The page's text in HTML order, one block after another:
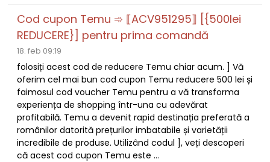
Cod cupon Temu ➾ ⟦ACV951295⟧ [{500lei
REDUCERE}] pentru prima comandă
18. feb 09:19
folosiți acest cod de reducere Temu chiar acum. ] Vă
oferim cel mai bun cod cupon Temu reducere 500 lei și
faimosul cod voucher Temu pentru a vă transforma
experiența de shopping într-una cu adevărat
profitabilă. Temu a devenit rapid destinația preferată a
românilor datorită prețurilor imbatabile și varietății
incredibile de produse. Utilizând codul ], veți descoperi
că acest cod cupon Temu este ...